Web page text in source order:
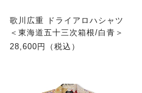
歌川広重 ドライアロハシャツ
＜東海道五十三次箱根/白青＞
28,600円（税込）